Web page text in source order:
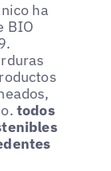
ha
BIO
todos